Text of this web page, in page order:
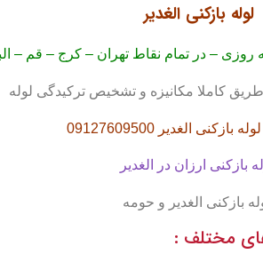
لوله بازکنی الغدیر
روزی – در تمام نقاط تهران – کرج – قم –
طریق کاملا مکانیزه و تشخیص ترکیدگی لوله
الغدیر 09127609500
بازکنی ارزان در الغدیر
بازکنی الغدیر و حومه
مختلف :